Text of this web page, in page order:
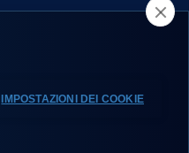
IMPOSTAZIONI DEI COOKIE